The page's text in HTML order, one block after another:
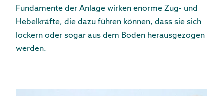
Fundamente der Anlage wirken enorme Zug- und
Hebelkräfte, die dazu führen können, dass sie sich
lockern oder sogar aus dem Boden herausgezogen
werden.